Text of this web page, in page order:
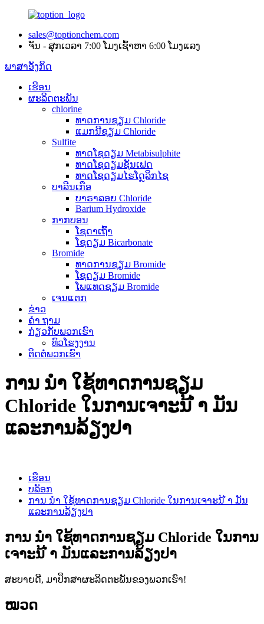
sales@toptionchem.com
ຈັນ - ສຸກເວລາ 7:00 ໂມງເຊົ້າຫາ 6:00 ໂມງແລງ
ພາສາອັງກິດ
ເຮືອນ
ຜະລິດຕະພັນ
chlorine
ທາດການຊຽມ Chloride
ແມກນີຊຽມ Chloride
Sulfite
ທາດໂຊດຽມ Metabisulphite
ທາດໂຊດຽມຊັນເຟດ
ທາດໂຊດຽມໄຮໂດຼລິກໄຊ
ບາລີນເກືອ
ບາຣາລອຍ Chloride
Barium Hydroxide
ກາກບອນ
ໂຊດາເຖົ້າ
ໂຊດຽມ Bicarbonate
Bromide
ທາດການຊຽມ Bromide
ໂຊດຽມ Bromide
ໂພແທດຊຽມ Bromide
ເຈນແຕກ
ຂ່າວ
ຄຳ ຖາມ
ກ່ຽວ​ກັບ​ພວກ​ເຮົາ
ທົວໂຮງງານ
ຕິດ​ຕໍ່​ພວກ​ເຮົາ
ການ ນຳ ໃຊ້ທາດການຊຽມ
Chloride ໃນການເຈາະນ້ ຳ ມັນ
ແລະການລ້ຽງປາ
ເຮືອນ
ບລັອກ
ການ ນຳ ໃຊ້ທາດການຊຽມ Chloride ໃນການເຈາະນ້ ຳ ມັນ
ແລະການລ້ຽງປາ
ການ ນຳ ໃຊ້ທາດການຊຽມ Chloride ໃນການ
ເຈາະນ້ ຳ ມັນແລະການລ້ຽງປາ
ສະບາຍດີ, ມາປຶກສາຜະລິດຕະພັນຂອງພວກເຮົາ!
ໝວດ